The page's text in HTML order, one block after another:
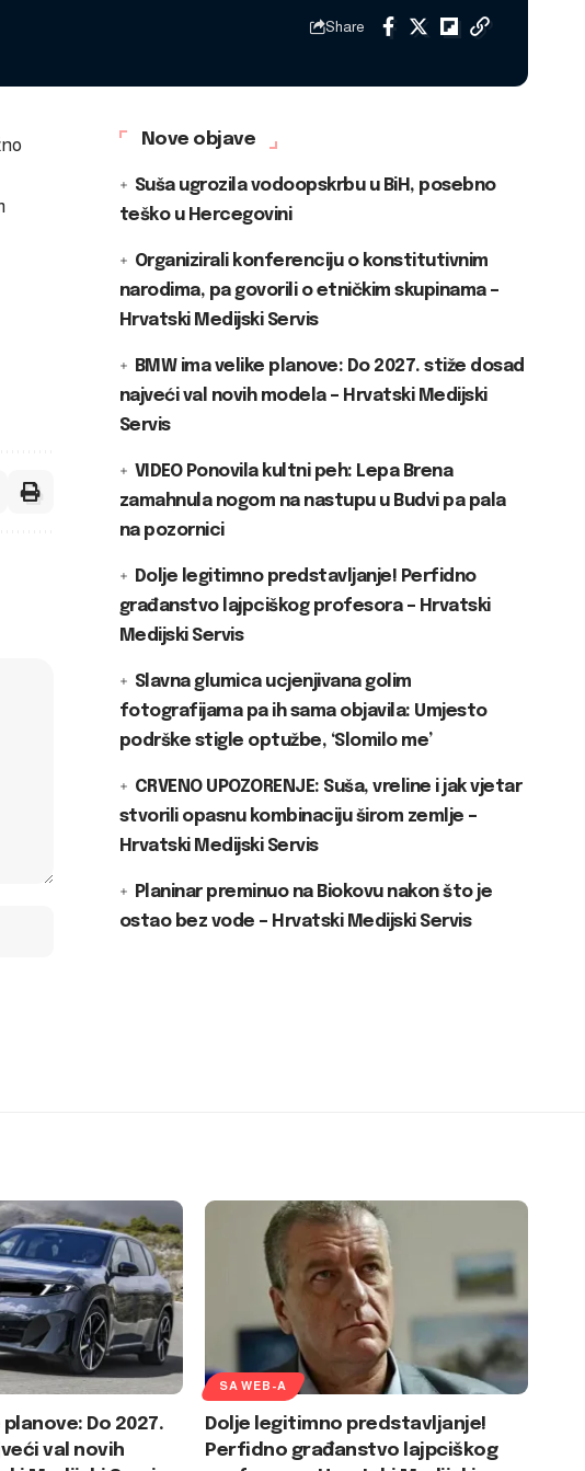
Share
Nove objave
Suša ugrozila vodoopskrbu u BiH, posebno
teško u Hercegovini
Organizirali konferenciju o konstitutivnim
narodima, pa govorili o etničkim skupinama –
Hrvatski Medijski Servis
BMW ima velike planove: Do 2027. stiže dosad
najveći val novih modela – Hrvatski Medijski
Servis
VIDEO Ponovila kultni peh: Lepa Brena
zamahnula nogom na nastupu u Budvi pa pala
na pozornici
Dolje legitimno predstavljanje! Perfidno
građanstvo lajpciškog profesora – Hrvatski
Medijski Servis
Slavna glumica ucjenjivana golim
fotografijama pa ih sama objavila: Umjesto
podrške stigle optužbe, ‘Slomilo me’
CRVENO UPOZORENJE: Suša, vreline i jak vjetar
stvorili opasnu kombinaciju širom zemlje –
Hrvatski Medijski Servis
Planinar preminuo na Biokovu nakon što je
ostao bez vode – Hrvatski Medijski Servis
planove: Do 2027.
val novih
SA WEB-A
Dolje legitimno predstavljanje!
Perfidno građanstvo lajpciškog